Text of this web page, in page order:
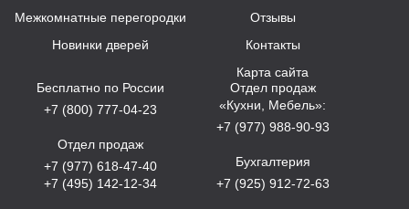
Межкомнатные перегородки
Новинки дверей
Отзывы
Контакты
Карта сайта
Бесплатно по России
+7 (800) 777-04-23
Отдел продаж
+7 (977) 618-47-40
+7 (495) 142-12-34
Отдел продаж
«Кухни, Мебель»:
+7 (977) 988-90-93
Бухгалтерия
+7 (925) 912-72-63